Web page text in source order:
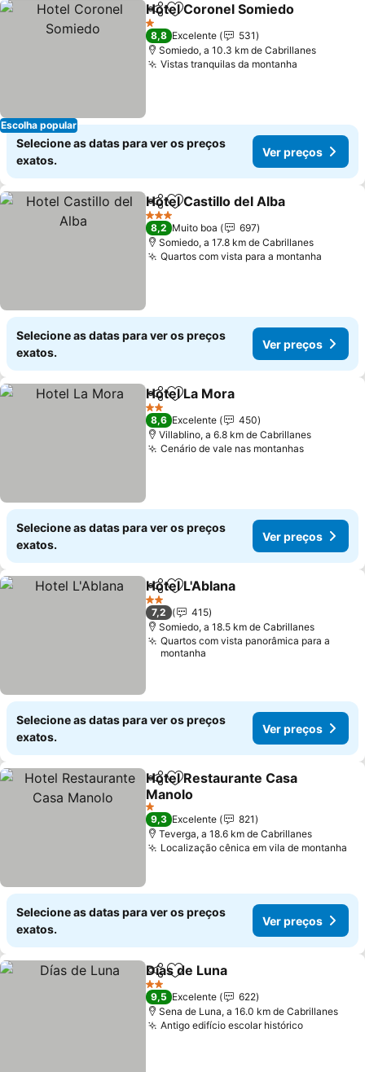
Escolha popular
PartilharAdicionar aos favoritos
Hotel Coronel Somiedo
1 Estrelas
8,8 Excelente
531
Somiedo, a 10.3 km de Cabrillanes
Vistas tranquilas da montanha
Selecione as datas para ver os preços
exatos.
Ver preços
PartilharAdicionar aos favoritos
Hotel Castillo del Alba
3 Estrelas
8,2 Muito boa
697
Somiedo, a 17.8 km de Cabrillanes
Quartos com vista para a montanha
Selecione as datas para ver os preços
exatos.
Ver preços
PartilharAdicionar aos favoritos
Hotel La Mora
2 Estrelas
8,6 Excelente
450
Villablino, a 6.8 km de Cabrillanes
Cenário de vale nas montanhas
Selecione as datas para ver os preços
exatos.
Ver preços
PartilharAdicionar aos favoritos
Hotel L'Ablana
2 Estrelas
7,2
415
Somiedo, a 18.5 km de Cabrillanes
Quartos com vista panorâmica para a
montanha
Selecione as datas para ver os preços
exatos.
Ver preços
PartilharAdicionar aos favoritos
Hotel Restaurante Casa
Manolo
1 Estrelas
9,3 Excelente
821
Teverga, a 18.6 km de Cabrillanes
Localização cênica em vila de montanha
Selecione as datas para ver os preços
exatos.
Ver preços
PartilharAdicionar aos favoritos
Días de Luna
2 Estrelas
9,5 Excelente
622
Sena de Luna, a 16.0 km de Cabrillanes
Antigo edifício escolar histórico